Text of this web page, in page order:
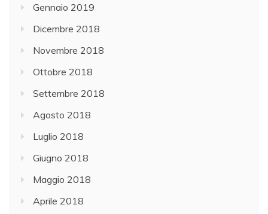
Gennaio 2019
Dicembre 2018
Novembre 2018
Ottobre 2018
Settembre 2018
Agosto 2018
Luglio 2018
Giugno 2018
Maggio 2018
Aprile 2018